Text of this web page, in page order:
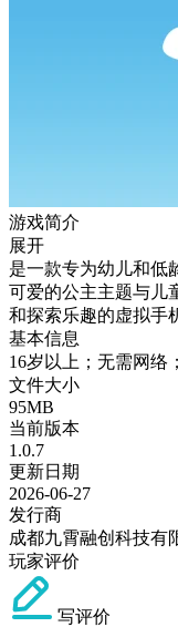
游戏简介
展开
是一款专为幼儿和低
可爱的公主主题与儿
和探索乐趣的虚拟手
基本信息
16岁以上；无需网络
文件大小
95MB
当前版本
1.0.7
更新日期
2026-06-27
发行商
成都九霄融创科技有
玩家评价
写评价